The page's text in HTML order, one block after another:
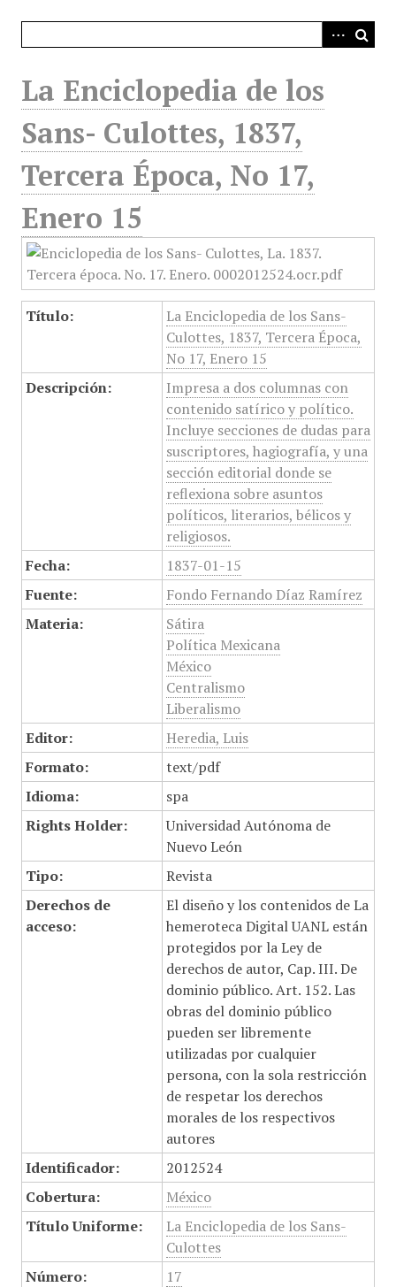
La Enciclopedia de los
Sans- Culottes, 1837,
Tercera Época, No 17,
Enero 15
Título:
La Enciclopedia de los Sans-
Culottes, 1837, Tercera Época,
No 17, Enero 15
Descripción:
Impresa a dos columnas con
contenido satírico y político.
Incluye secciones de dudas para
suscriptores, hagiografía, y una
sección editorial donde se
reflexiona sobre asuntos
políticos, literarios, bélicos y
religiosos.
Fecha:
1837-01-15
Fuente:
Fondo Fernando Díaz Ramírez
Materia:
Sátira
Política Mexicana
México
Centralismo
Liberalismo
Editor:
Heredia, Luis
Formato:
text/pdf
Idioma:
spa
Rights Holder:
Universidad Autónoma de
Nuevo León
Tipo:
Revista
Derechos de
acceso:
El diseño y los contenidos de La
hemeroteca Digital UANL están
protegidos por la Ley de
derechos de autor, Cap. III. De
dominio público. Art. 152. Las
obras del dominio público
pueden ser libremente
utilizadas por cualquier
persona, con la sola restricción
de respetar los derechos
morales de los respectivos
autores
Identificador:
2012524
Cobertura:
México
Título Uniforme:
La Enciclopedia de los Sans-
Culottes
Número:
17